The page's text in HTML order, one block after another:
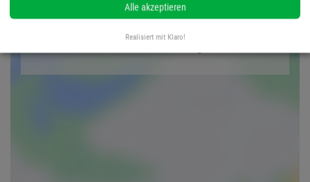
Karte anzeigen
Alle akzeptieren
Realisiert mit Klaro!